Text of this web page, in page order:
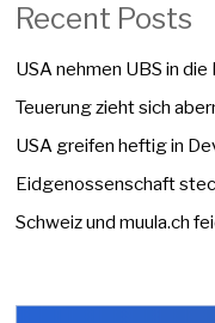
Recent Posts
USA nehmen UBS in die
Teuerung zieht sich
USA greifen heftig in
Eidgenossenschaft
Schweiz und muula.ch